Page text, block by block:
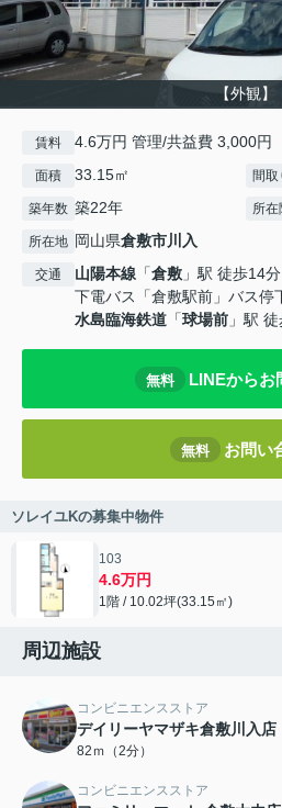
【外観】
賃料 4.6万円 管理/共益費 3,000円
面積 33.15㎡ 間取
築年数 築22年 所在
所在地 岡山県倉敷市川入
交通 山陽本線 「倉敷 」駅 徒歩14分
下電バス「倉敷駅前」バス
水島臨海鉄道 「球場前 」駅
無料 LINEからお
無料 お問い
ソレイユKの募集中物件
103
4.6万円
1階 / 10.02坪(33.15㎡)
周辺施設
コンビニエンスストア
デイリーヤマザキ倉敷川入店
82ｍ（2分）
コンビニエンスストア